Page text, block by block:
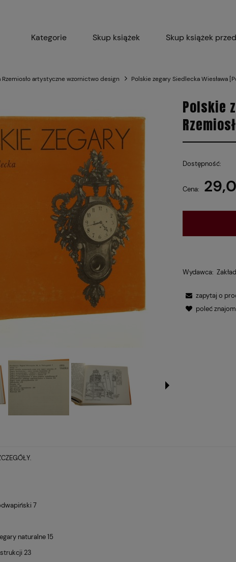
Kategorie Skup książek Skup książek
Rzemiosło artystyczne wzornictwo design Polskie zegary Siedlecka Wiesława
Polskie
Dostępność:
Cena:
Wydawca:
zapytaj o
poleć
7
naturalne 15
23